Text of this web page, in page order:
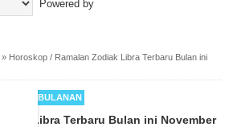
Powered by
» Horoskop / Ramalan Zodiak Libra Terbaru Bulan ini
ZODIAK BULANAN
Libra Terbaru Bulan ini November